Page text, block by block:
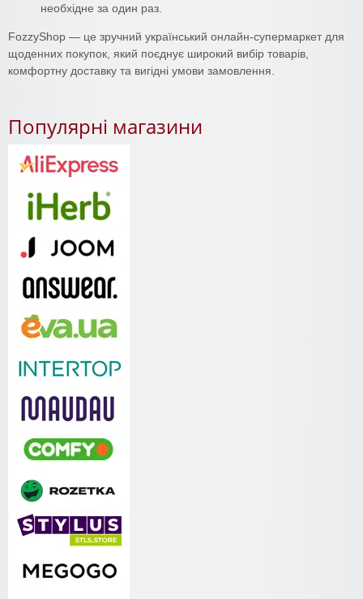
необхідне за один раз.
FozzyShop — це зручний український онлайн-супермаркет для
щоденних покупок, який поєднує широкий вибір товарів,
комфортну доставку та вигідні умови замовлення.
Популярні магазини